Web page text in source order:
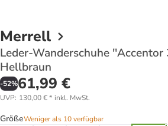
Merrell
Leder-Wanderschuhe ''Accentor
Hellbraun
-52%61,99 €
UVP: 130,00 €* inkl. MwSt.
GrößeWeniger als 10 verfügbar